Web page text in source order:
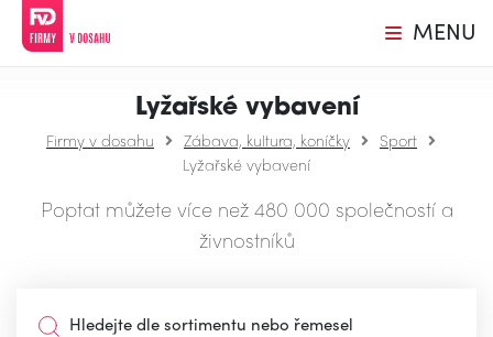
MENU
Lyžařské vybavení
Firmy v dosahu Zábava, kultura, koníčky
Sport
Lyžařské vybavení
Poptat můžete více než 480 000 společností a
živnostníků
Hledejte dle sortimentu nebo řemesel